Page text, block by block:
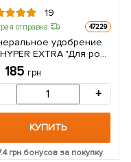
19
отправка 47229
удобрение
EXTRA "Для роз"
Экстра) ТМ
X" 100г
185 грн
+
КУПИТЬ
грн бонусов за покупку